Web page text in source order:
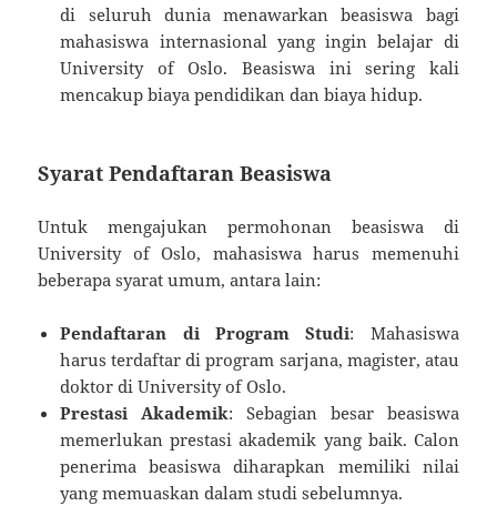
di seluruh dunia menawarkan beasiswa bagi
mahasiswa internasional yang ingin belajar di
University of Oslo. Beasiswa ini sering kali
mencakup biaya pendidikan dan biaya hidup.
Syarat Pendaftaran Beasiswa
Untuk mengajukan permohonan beasiswa di
University of Oslo, mahasiswa harus memenuhi
beberapa syarat umum, antara lain:
Pendaftaran di Program Studi: Mahasiswa
harus terdaftar di program sarjana, magister, atau
doktor di University of Oslo.
Prestasi Akademik: Sebagian besar beasiswa
memerlukan prestasi akademik yang baik. Calon
penerima beasiswa diharapkan memiliki nilai
yang memuaskan dalam studi sebelumnya.